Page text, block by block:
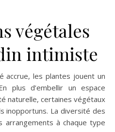
végétales
intimiste
accrue, les plantes jouent un
plus d’embellir un espace
naturelle, certaines végétaux
inopportuns. La diversité des
arrangements à chaque type